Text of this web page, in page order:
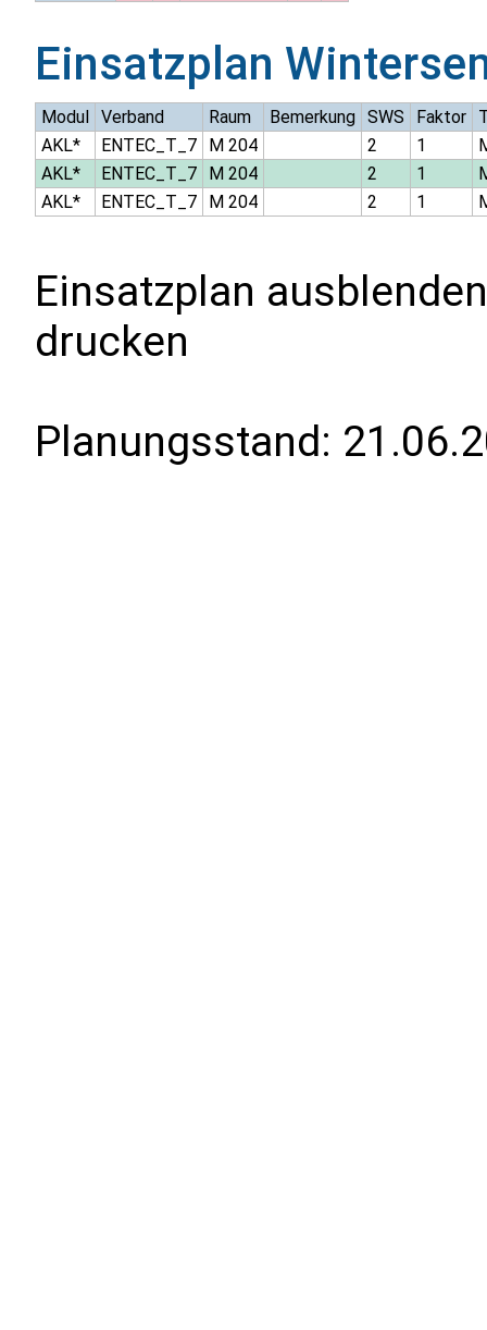
Einsatzplan
Modul Verband Raum Bemerkung SWS Faktor
AKL*
ENTEC_T_7 M 204 2 1
AKL*
ENTEC_T_7 M 204 2 1
AKL*
ENTEC_T_7 M 204 2 1
Einsatzplan
drucken
Planungsstand: